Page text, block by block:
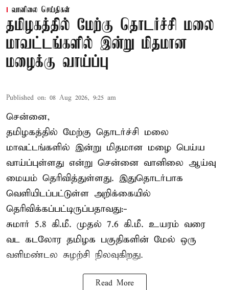
வானிலை செய்திகள்
தமிழகத்தில் மேற்கு தொடர்ச்சி மலை
மாவட்டங்களில் இன்று மிதமான
மழைக்கு வாய்ப்பு
Published on: 08 Aug 2026, 9:25 am
சென்னை,
தமிழகத்தில் மேற்கு தொடர்ச்சி மலை
மாவட்டங்களில் இன்று மிதமான மழை பெய்ய
வாய்ப்புள்ளது என்று சென்னை வானிலை ஆய்வு
மையம் தெரிவித்துள்ளது. இதுதொடர்பாக
வெளியிடப்பட்டுள்ள அறிக்கையில்
தெரிவிக்கப்பட்டிருப்பதாவது:-
சுமார் 5.8 கி.மீ. முதல் 7.6 கி.மீ. உயரம் வரை
வட கடலோர தமிழக பகுதிகளின் மேல் ஒரு
வளிமண்டல சுழற்சி நிலவுகிறது.
Read More